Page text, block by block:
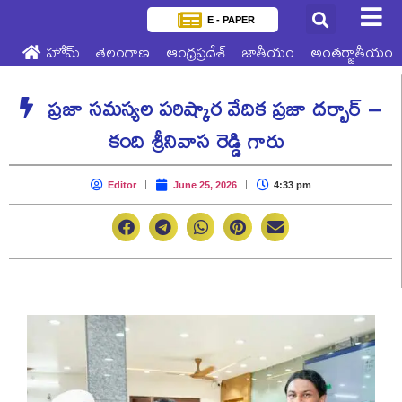
E - PAPER
హోమ్ తెలంగాణ ఆంధ్రప్రదేశ్ జాతీయం అంతర్జాతీయం
ప్ర‌జా స‌మ‌స్య‌ల ప‌రిష్కార వేదిక ప్ర‌జా ద‌ర్బార్ –
కంది శ్రీ‌నివాస రెడ్డి గారు
Editor June 25, 2026 4:33 pm